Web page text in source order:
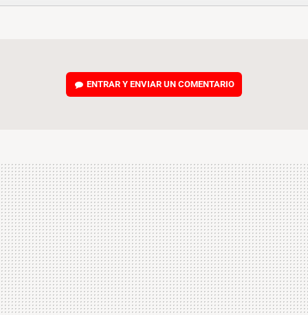
FACEBOOKTWITTERFLIPBOARD
E-
WHATSAPP
ENTRAR Y ENVIAR UN COMENTARIO